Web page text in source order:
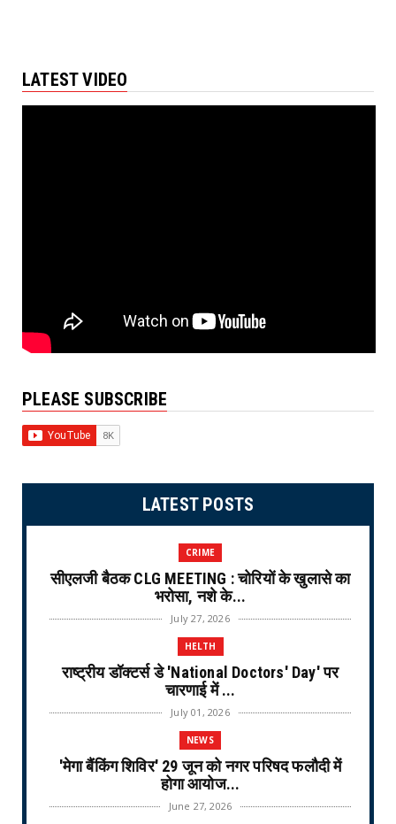
LATEST VIDEO
PLEASE SUBSCRIBE
LATEST POSTS
CRIME
सीएलजी बैठक CLG MEETING : चोरियों के खुलासे का
भरोसा, नशे के...
July 27, 2026
HELTH
राष्ट्रीय डॉक्टर्स डे 'National Doctors' Day' पर
चारणाई में ...
July 01, 2026
NEWS
'मेगा बैंकिंग शिविर' 29 जून को नगर परिषद फलौदी में
होगा आयोज...
June 27, 2026